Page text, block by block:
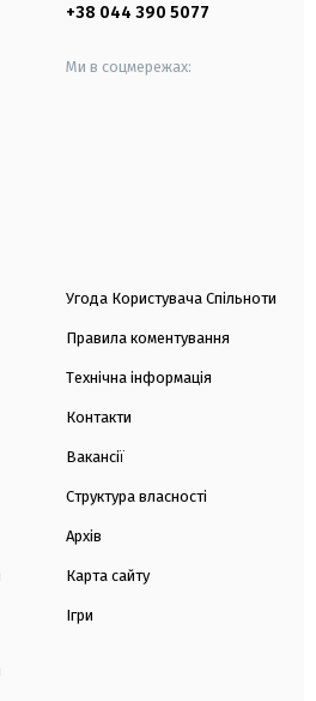
+38 044 390 5077
Ми в соцмережах:
Угода Користувача Спільноти
Правила коментування
Технічна інформація
Контакти
Вакансії
Структура власності
Архів
Карта сайту
Ігри